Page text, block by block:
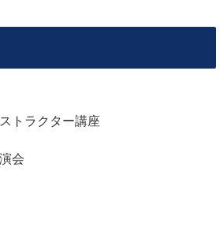
トラクター講座
会